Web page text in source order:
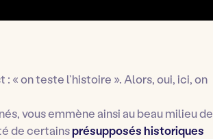
« on teste l’histoire ». Alors, oui, ici, on
vous emmène ainsi au beau milieu de
de certainsprésupposés historiques